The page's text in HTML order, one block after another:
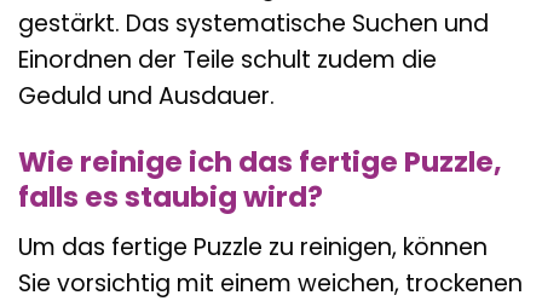
gestärkt. Das systematische Suchen und
Einordnen der Teile schult zudem die
Geduld und Ausdauer.
Wie reinige ich das fertige Puzzle,
falls es staubig wird?
Um das fertige Puzzle zu reinigen, können
Sie vorsichtig mit einem weichen, trockenen